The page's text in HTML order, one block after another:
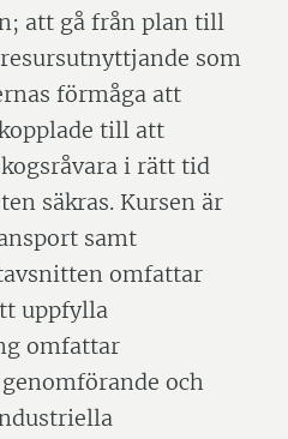
att gå från plan till
som
förmåga att
till att
i rätt tid
säkras. Kursen är
samt
omfattar
uppfylla
omfattar
och